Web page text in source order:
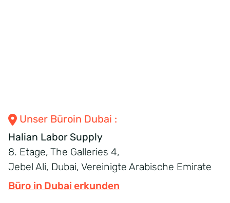
Unser Büroin Dubai :
Halian Labor Supply
8. Etage, The Galleries 4,
Jebel Ali, Dubai, Vereinigte Arabische Emirate
Büro in Dubai erkunden